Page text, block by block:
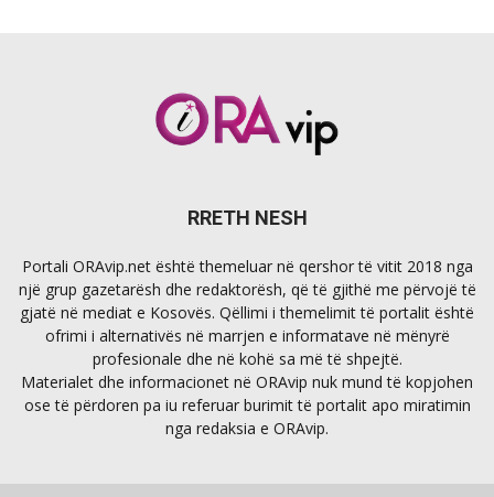
RRETH NESH
Portali ORAvip.net është themeluar në qershor të vitit 2018 nga
një grup gazetarësh dhe redaktorësh, që të gjithë me përvojë të
gjatë në mediat e Kosovës. Qëllimi i themelimit të portalit është
ofrimi i alternativës në marrjen e informatave në mënyrë
profesionale dhe në kohë sa më të shpejtë.
Materialet dhe informacionet në ORAvip nuk mund të kopjohen
ose të përdoren pa iu referuar burimit të portalit apo miratimin
nga redaksia e ORAvip.